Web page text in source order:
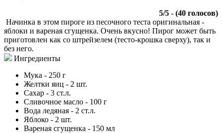
5/5 - (40 голосов)
Начинка в этом пироге из песочного теста оригинальная -
яблоки и вареная сгущенка. Очень вкусно! Пирог может быть
приготовлен как со штрейзелем (тесто-крошка сверху), так и
без него.
Ингредиенты
Мука - 250 г
Желтки яиц - 2 шт.
Сахар - 3 ст.л.
Сливочное масло - 100 г
Вода ледяная - 2 ст.л.
Яблоко - 2 шт.
Вареная сгущенка - 150 мл